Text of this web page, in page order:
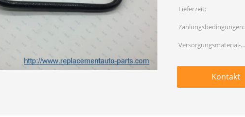
Lieferzeit:
Zahlungsbedingungen:
Versorgungsmaterial-
Kontakt